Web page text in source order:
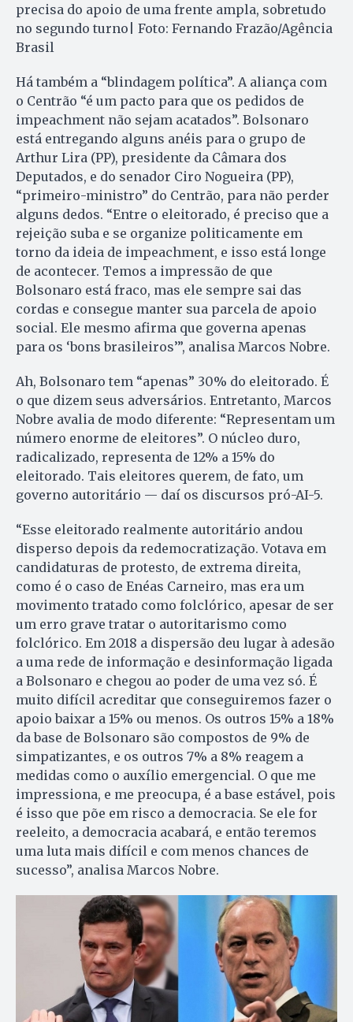
precisa do apoio de uma frente ampla, sobretudo
no segundo turno| Foto: Fernando Frazão/Agência
Brasil
Há também a “blindagem política”. A aliança com
o Centrão “é um pacto para que os pedidos de
impeachment não sejam acatados”. Bolsonaro
está entregando alguns anéis para o grupo de
Arthur Lira (PP), presidente da Câmara dos
Deputados, e do senador Ciro Nogueira (PP),
“primeiro-ministro” do Centrão, para não perder
alguns dedos. “Entre o eleitorado, é preciso que a
rejeição suba e se organize politicamente em
torno da ideia de impeachment, e isso está longe
de acontecer. Temos a impressão de que
Bolsonaro está fraco, mas ele sempre sai das
cordas e consegue manter sua parcela de apoio
social. Ele mesmo afirma que governa apenas
para os ‘bons brasileiros’”, analisa Marcos Nobre.
Ah, Bolsonaro tem “apenas” 30% do eleitorado. É
o que dizem seus adversários. Entretanto, Marcos
Nobre avalia de modo diferente: “Representam um
número enorme de eleitores”. O núcleo duro,
radicalizado, representa de 12% a 15% do
eleitorado. Tais eleitores querem, de fato, um
governo autoritário — daí os discursos pró-AI-5.
“Esse eleitorado realmente autoritário andou
disperso depois da redemocratização. Votava em
candidaturas de protesto, de extrema direita,
como é o caso de Enéas Carneiro, mas era um
movimento tratado como folclórico, apesar de ser
um erro grave tratar o autoritarismo como
folclórico. Em 2018 a dispersão deu lugar à adesão
a uma rede de informação e desinformação ligada
a Bolsonaro e chegou ao poder de uma vez só. É
muito difícil acreditar que conseguiremos fazer o
apoio baixar a 15% ou menos. Os outros 15% a 18%
da base de Bolsonaro são compostos de 9% de
simpatizantes, e os outros 7% a 8% reagem a
medidas como o auxílio emergencial. O que me
impressiona, e me preocupa, é a base estável, pois
é isso que põe em risco a democracia. Se ele for
reeleito, a democracia acabará, e então teremos
uma luta mais difícil e com menos chances de
sucesso”, analisa Marcos Nobre.